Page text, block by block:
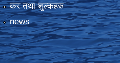
कर तथा शुल्कहरु
news